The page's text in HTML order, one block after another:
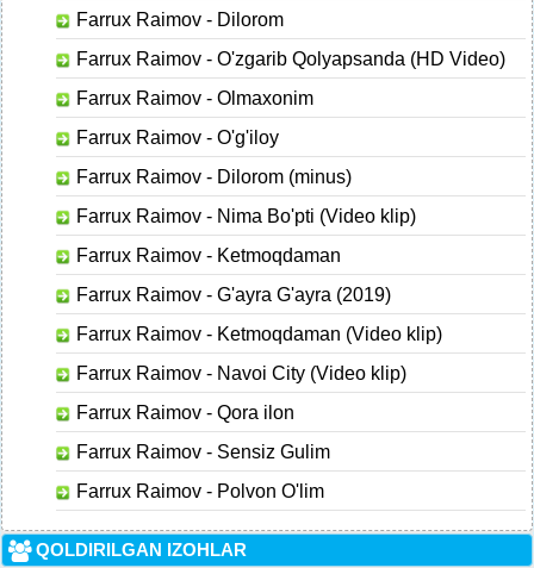
Farrux Raimov - Dilorom
Farrux Raimov - O'zgarib Qolyapsanda (HD Video)
Farrux Raimov - Olmaxonim
Farrux Raimov - O'g'iloy
Farrux Raimov - Dilorom (minus)
Farrux Raimov - Nima Bo'pti (Video klip)
Farrux Raimov - Ketmoqdaman
Farrux Raimov - G'ayra G'ayra (2019)
Farrux Raimov - Ketmoqdaman (Video klip)
Farrux Raimov - Navoi City (Video klip)
Farrux Raimov - Qora ilon
Farrux Raimov - Sensiz Gulim
Farrux Raimov - Polvon O'lim
QOLDIRILGAN IZOHLAR